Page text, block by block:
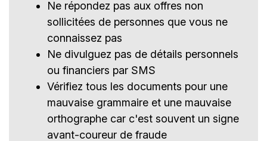
Ne répondez pas aux offres non
sollicitées de personnes que vous ne
connaissez pas
Ne divulguez pas de détails personnels
ou financiers par SMS
Vérifiez tous les documents pour une
mauvaise grammaire et une mauvaise
orthographe car c'est souvent un signe
avant-coureur de fraude